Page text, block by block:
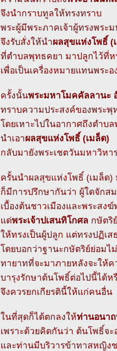
จึงนำกราบทูลให้ทรงทราบ
พระผู้มีพระภาคเจ้าผู้ทรงพระ
จึงรับสั่งให้นำผลสุขแห่งโพธิ์ (
ที่ตำบลพุทธคยา มาปลูกไว้ที่ห
เพื่อเป็นเครื่องหมายแทนพระ
ครั้งนั้นพระมหาโมคคัลลานะ
ทราบความประสงค์ของพระพุ
โดยเหาะไปในอากาศถึงตำบ
นำเอาผลสุขแห่งโพธิ์ (เมล็ด)
กลับมายังพระเชตวันมหาวิหา
ครั้นนำผลสุขแห่งโพธิ์ (เมล็ด)
ก็มีการปรึกษากันว่า ผู้ใดจักส
เบื้องต้นชาวเมืองและพระสง
แด่พระเจ้าปเสนทิโกศล กษัตริ
ให้ทรงเป็นผู้ปลูก แต่ทรงปฏิเส
โดยบอกว่าฐานะกษัตริย์ย่อมไ
ทายาทที่จะมาภายหลังจะให้
บารุงรักษาต้นโพธิ์ต่อไปนี้ได้ห
จึงควรยกเกียรตินี้ให้แก่คนอื่น
ในที่สุดก็ได้ตกลงให้ท่านอนา
เพราะด้วยคิดกันว่า ต้นโพธิ์จ
และท่านมีบริวารข้าทาสหญิง